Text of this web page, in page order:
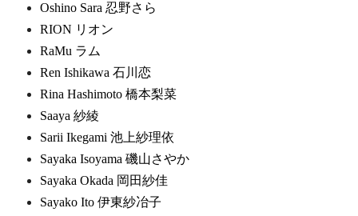
Oshino Sara 忍野さら
RION リオン
RaMu ラム
Ren Ishikawa 石川恋
Rina Hashimoto 橋本梨菜
Saaya 紗綾
Sarii Ikegami 池上紗理依
Sayaka Isoyama 磯山さやか
Sayaka Okada 岡田紗佳
Sayako Ito 伊東紗冶子